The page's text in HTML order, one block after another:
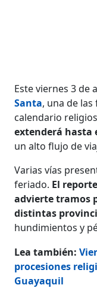
Este viernes 3
Santa, una de
calendario
extenderá hasta
un alto flujo de
Varias vías
feriado. El
advierte tramos
distintas
hundimientos y
Lea también:
procesiones
Guayaquil